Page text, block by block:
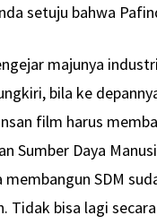
setuju bahwa
majunya
bila ke
film harus
Sumber Daya
membangun SDM
Tidak bisa lagi